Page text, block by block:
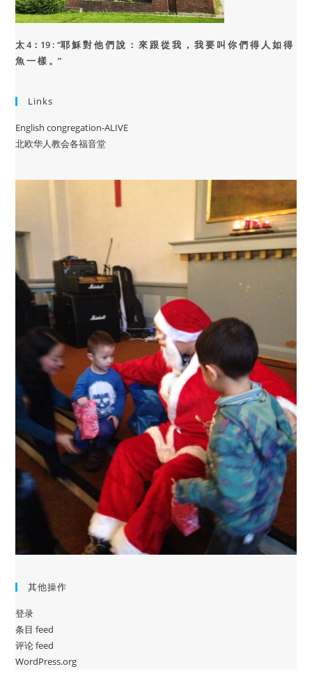
太 4：19 : “耶 穌 對 他 們 說 ： 來 跟 從 我 ， 我 要 叫 你 們 得 人 如 得
魚 一 樣 。”
Links
English congregation-ALIVE
北欧华人教会各福音堂
其他操作
登录
条目 feed
评论 feed
WordPress.org